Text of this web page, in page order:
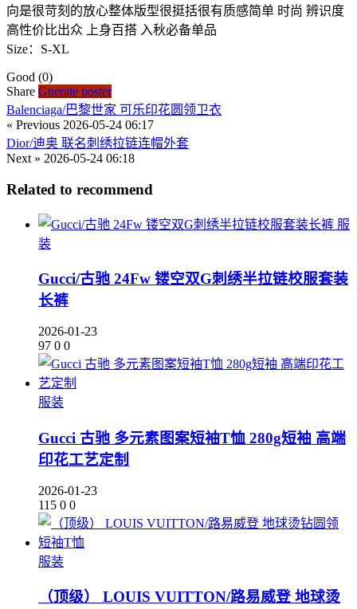
向是很苛刻的放心整体版型很挺括很有质感简单 时尚 辨识度
高性价比出众 上身百搭 入秋必备单品
Size：S-XL
Good (0)
Share Gnerate poster
Balenciaga/巴黎世家 可乐印花圆领卫衣
« Previous 2026-05-24 06:17
Dior/迪奥 联名刺绣拉链连帽外套
Next » 2026-05-24 06:18
Related to recommend
服
装
Gucci/古驰 24Fw 镂空双G刺绣半拉链校服套装
长裤
2026-01-23
97 0 0
服装
Gucci 古驰 多元素图案短袖T恤 280g短袖 高端
印花工艺定制
2026-01-23
115 0 0
服装
（顶级） LOUIS VUITTON/路易威登 地球烫